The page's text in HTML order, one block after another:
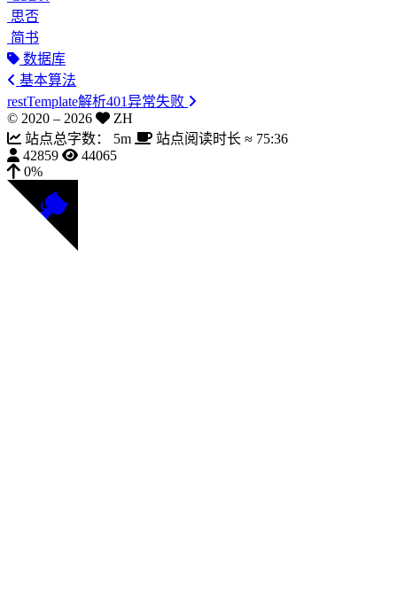
思否
简书
数据库
基本算法
restTemplate解析401异常失败
© 2020 – 2026
ZH
站点总字数：
5m 站点阅读时长 ≈ 75:36
42859
44065
0%